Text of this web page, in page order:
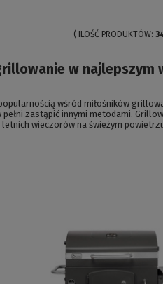
( ILOŚĆ PRODUKTÓW:
w najlepszym
wśród miłośników
pełni zastąpić innymi metodami.
wieczorów na świeżym